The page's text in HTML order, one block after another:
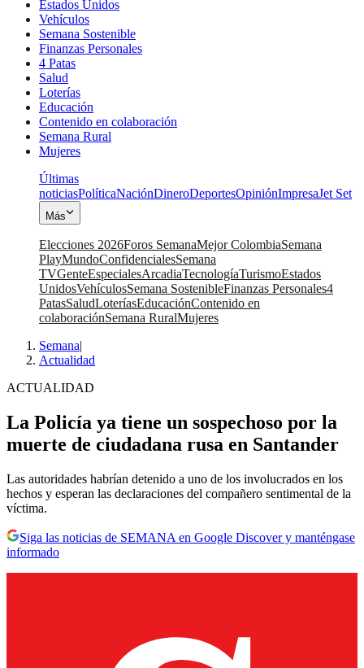
Estados Unidos
Vehículos
Semana Sostenible
Finanzas Personales
4 Patas
Salud
Loterías
Educación
Contenido en colaboración
Semana Rural
Mujeres
Últimas
noticiasPolíticaNaciónDineroDeportesOpiniónImpresaJet Set
Más
Elecciones 2026Foros SemanaMejor ColombiaSemana
PlayMundoConfidencialesSemana
TVGenteEspecialesArcadiaTecnologíaTurismoEstados
UnidosVehículosSemana SostenibleFinanzas Personales4
PatasSaludLoteríasEducaciónContenido en
colaboraciónSemana RuralMujeres
Semana|
Actualidad
ACTUALIDAD
La Policía ya tiene un sospechoso por la
muerte de ciudadana rusa en Santander
Las autoridades habrían detenido a uno de los involucrados en los
hechos y esperan las declaraciones del compañero sentimental de la
víctima.
Siga las noticias de SEMANA en Google Discover y manténgase
informado